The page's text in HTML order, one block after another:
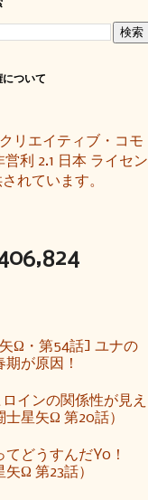
ついて
クリエイティブ・コモ
利 2.1 日本 ライセン
れています。
Ω・第54話] ユナの
が原因！
インの関係性が見え
士星矢Ω 第20話）
どうすんだYo！
矢Ω 第23話）